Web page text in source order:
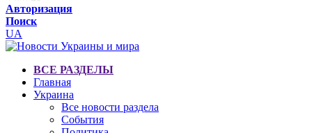
Авторизация
Поиск
UA
ВСЕ РАЗДЕЛЫ
Главная
Украина
Все новости раздела
События